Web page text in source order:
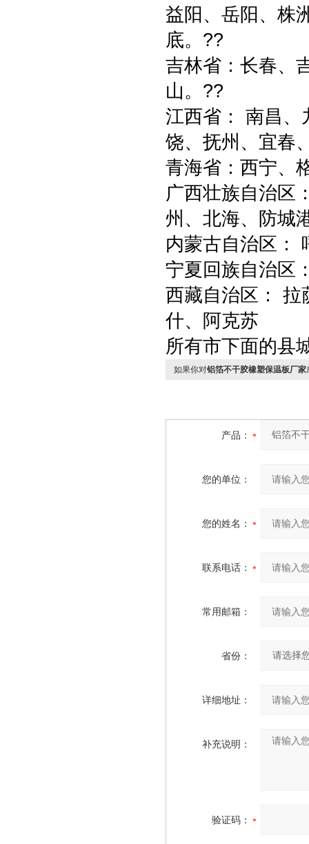
益阳、岳阳、株
底。??
吉林省：长春、
山。??
江西省： 南昌、
饶、抚州、宜春
青海省：西宁、
广西壮族自治区
州、北海、防城
内蒙古自治区：
宁夏回族自治区
西藏自治区： 拉
什、阿克苏
所有市下面的县
如果你对铝箔不干胶橡塑保温板厂家
产品：
您的单位：
您的姓名：
联系电话：
常用邮箱：
省份：
详细地址：
补充说明：
验证码：